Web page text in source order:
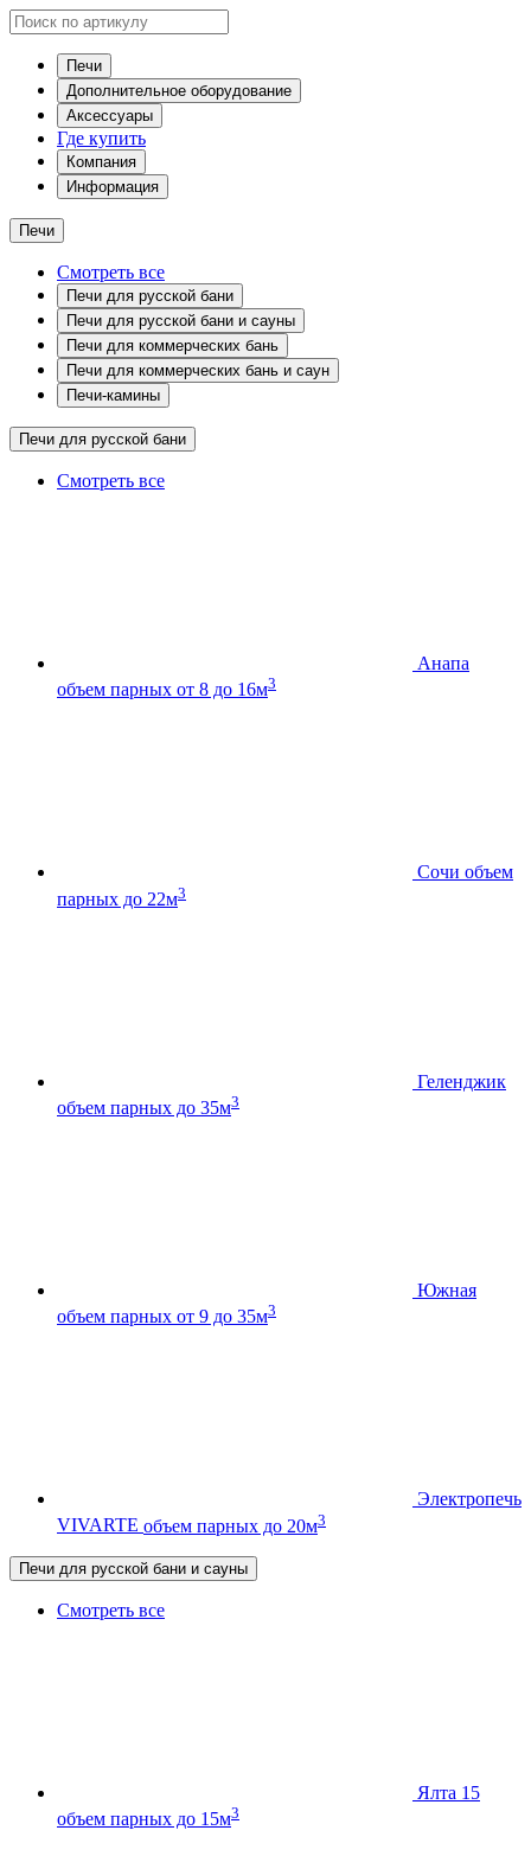
Печи
Дополнительное оборудование
Аксессуары
Где купить
Компания
Информация
Печи
Смотреть все
Печи для русской бани
Печи для русской бани и сауны
Печи для коммерческих бань
Печи для коммерческих бань и саун
Печи-камины
Печи для русской бани
Смотреть все
Анапа
объем парных от 8 до 16м3
Сочи объем
парных до 22м3
Геленджик
объем парных до 35м3
Южная
объем парных от 9 до 35м3
Электропечь
VIVARTE объем парных до 20м3
Печи для русской бани и сауны
Смотреть все
Ялта 15
объем парных до 15м3